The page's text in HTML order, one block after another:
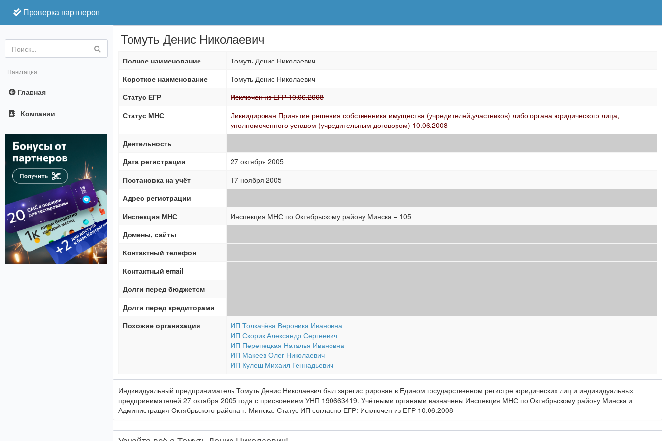
Проверка партнеров
Online
Навигация
Главная
Компании
Томуть Денис Николаевич
Полное наименование
Томуть Денис Николаевич
Короткое наименование
Томуть Денис Николаевич
Статус ЕГР
Исключен из ЕГР 10.06.2008
Статус МНС
Ликвидирован Принятие решения собственника имущества (учредителей,участников) либо органа юридического лица,
уполномоченного уставом (учредительным договором) 10.06.2008
Деятельность
Дата регистрации
27 октября 2005
Постановка на учёт
17 ноября 2005
Адрес регистрации
Инспекция МНС
Инспекция МНС по Октябрьскому району Минска – 105
Домены, сайты
Контактный телефон
Контактный email
Долги перед бюджетом
Долги перед кредиторами
Похожие организации
ИП Толкачёва Вероника Ивановна
ИП Скорик Александр Сергеевич
ИП Перепецкая Наталья Ивановна
ИП Макеев Олег Николаевич
ИП Кулеш Михаил Геннадьевич
Индивидуальный предприниматель Томуть Денис Николаевич был зарегистрирован в Едином государственном регистре юридических лиц и индивидуальных
предпринимателей 27 октября 2005 года с присвоением УНП 190663419. Учётными органами назначены Инспекция МНС по Октябрьскому району Минска и
Администрация Октябрьского района г. Минска. Статус ИП согласно ЕГР: Исключен из ЕГР 10.06.2008